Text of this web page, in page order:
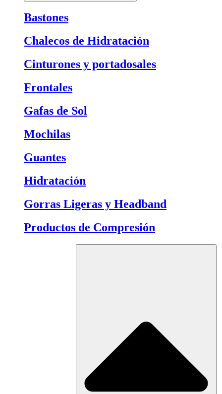
Bastones
Chalecos de Hidratación
Cinturones y portadosales
Frontales
Gafas de Sol
Mochilas
Guantes
Hidratación
Gorras Ligeras y Headband
Productos de Compresión